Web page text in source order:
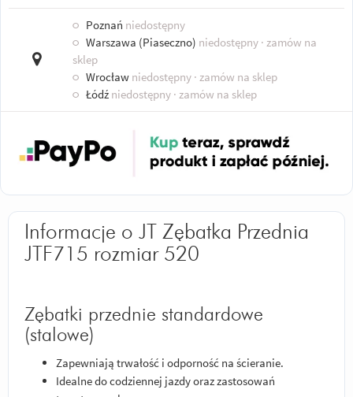
○ Poznań niedostępny
○ Warszawa (Piaseczno) niedostępny · zamów na
sklep
○ Wrocław niedostępny · zamów na sklep
○ Łódź niedostępny · zamów na sklep
Informacje o JT Zębatka Przednia
JTF715 rozmiar 520
Zębatki przednie standardowe
(stalowe)
Zapewniają trwałość i odporność na ścieranie.
Idealne do codziennej jazdy oraz zastosowań